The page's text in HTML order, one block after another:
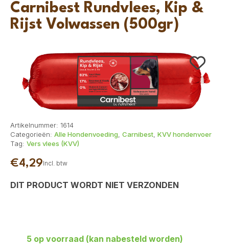
Carnibest Rundvlees, Kip &
Rijst Volwassen (500gr)
Artikelnummer: 1614
Categorieën: Alle Hondenvoeding Carnibest KVV hondenvoer
Tag: Vers vlees (KVV)
€4,29Incl. btw
DIT PRODUCT WORDT NIET VERZONDEN
5 op voorraad (kan nabesteld worden)